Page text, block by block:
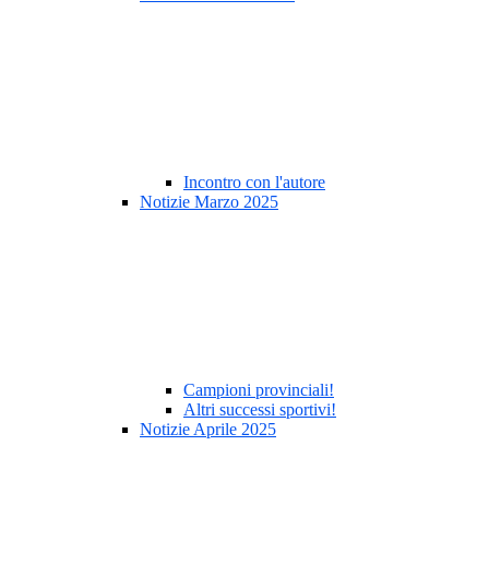
Incontro con l'autore
Notizie Marzo 2025
Campioni provinciali!
Altri successi sportivi!
Notizie Aprile 2025